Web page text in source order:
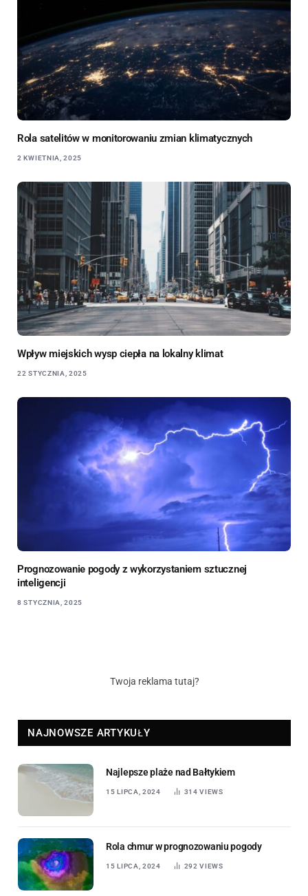
Rola satelitów w monitorowaniu zmian klimatycznych
2 KWIETNIA, 2025
Wpływ miejskich wysp ciepła na lokalny klimat
22 STYCZNIA, 2025
Prognozowanie pogody z wykorzystaniem sztucznej
inteligencji
8 STYCZNIA, 2025
Twoja reklama tutaj?
NAJNOWSZE ARTYKUŁY
Najlepsze plaże nad Bałtykiem
15 LIPCA, 2024 314VIEWS
Rola chmur w prognozowaniu pogody
15 LIPCA, 2024 292VIEWS